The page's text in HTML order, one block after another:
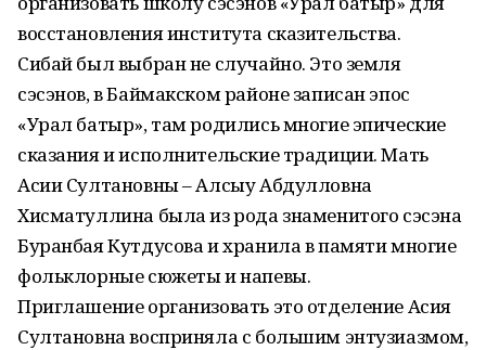
восстановления института сказительства.
Сибай был выбран не случайно. Это земля
сэсэнов, в Баймакском районе записан эпос
«Урал батыр», там родились многие эпические
сказания и исполнительские традиции. Мать
Асии Султановны – Алсыу Абдулловна
Хисматуллина была из рода знаменитого сэсэна
Буранбая Кутдусова и хранила в памяти многие
фольклорные сюжеты и напевы.
Приглашение организовать это отделение Асия
Султановна восприняла с большим энтузиазмом,